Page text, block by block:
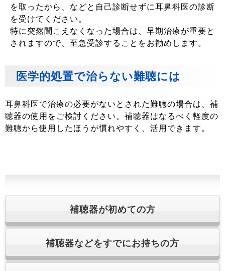
を取ったから、などと自己診断せずに耳鼻科医の診断
を受けてください。
特に突然聞こえなくなった場合は、早期治療が重要と
されますので、至急受診することをお勧めします。
医学的処置で治らない難聴には
耳鼻科医で治療の必要がないとされた難聴の場合は、補
聴器の使用をご検討ください。補聴器はなるべく軽度の
難聴から使用したほうが慣れやすく、活用できます。
補聴器が初めての方
補聴器などをすでにお持ちの方